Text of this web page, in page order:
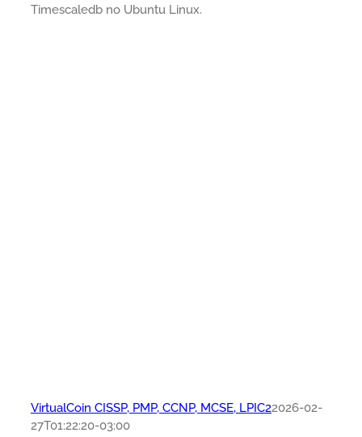
Timescaledb no Ubuntu Linux.
VirtualCoin CISSP, PMP, CCNP, MCSE, LPIC22026-02-
27T01:22:20-03:00